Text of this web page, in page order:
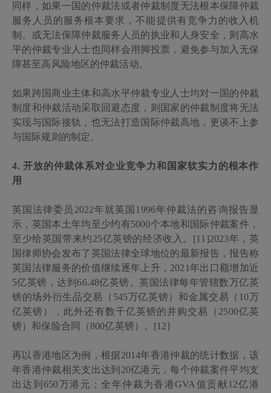
同样，如果一国的仲裁法或者仲裁制度无法根本保障仲裁
服务人员的服务根本要求，不能提供有竞争力的收入机
制、或无法保障仲裁服务人员的执业和人身安全，则高水
平的仲裁专业人士也同样会用脚投票，避免参与加入无保
障甚至高风险地区的仲裁活动。
如果跨国商业主体和高水平仲裁专业人士均对一国的仲裁
制度和仲裁活动采取回避态度，则国家的仲裁制度将无法
实现与国际接轨，也无法打造国际仲裁高地，更谈不上参
与国际规则的制定。
4.开放的仲裁体系对企业竞争力和国家软实力的根本作
用
英国法律委员 2022年就英国 1996年仲裁法的咨询报告显
示，英国本土年均至少约有5000个本地和国际仲裁案件，
至少给英国带来约25亿英镑的经济收入。[11]2023年，英
国律师协会发布了英国法律全球地位的最新报告，报告称
英国法律服务的价值继续逐年上升， 2021年出口额增加近
5亿英镑，达到 66.48亿英镑。英国法律每年管辖数万亿英
镑的场外衍生品交易（ 545万亿英镑）和金属交易（ 10万
亿英镑），此外还有数千亿英镑的并购交易（ 2500亿英
镑）和保险合同（800亿英镑）。[12]
再以香港地区为例，根据2014年香港仲裁的统计数据，该
年香港仲裁相关支出达到 20亿港元，每个仲裁案件平均支
出达到 650万港元；全年仲裁为香港GVA 值贡献 12亿港